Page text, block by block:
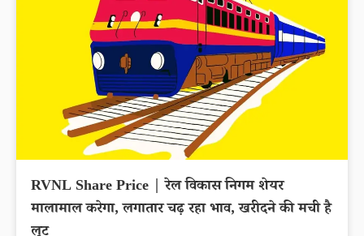
RVNL Share Price | रेल विकास निगम शेयर
मालामाल करेगा, लगातार चढ़ रहा भाव, खरीदने की मची है